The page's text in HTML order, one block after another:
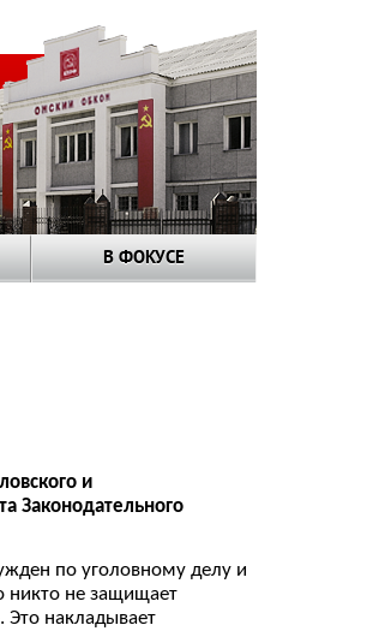
В ФОКУСЕ
и
Законодательного
по уголовному делу и
никто не защищает
Это накладывает